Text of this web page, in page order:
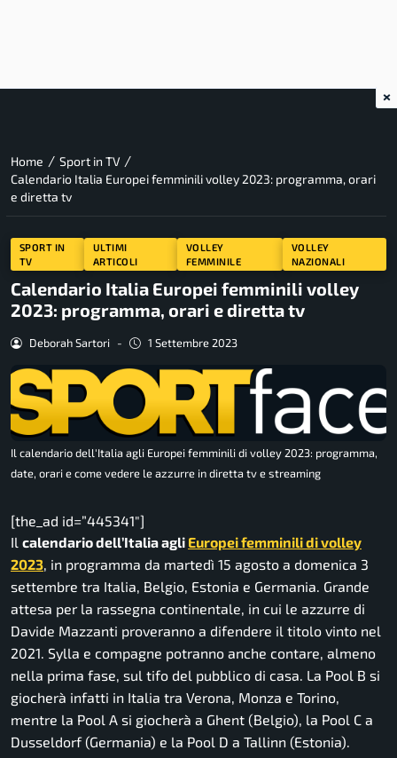
Home / Sport in TV /
Calendario Italia Europei femminili volley 2023: programma, orari
e diretta tv
SPORT IN
TV
ULTIMI
ARTICOLI
VOLLEY
FEMMINILE
VOLLEY
NAZIONALI
Calendario Italia Europei femminili volley
2023: programma, orari e diretta tv
Deborah Sartori - 1 Settembre 2023
Il calendario dell'Italia agli Europei femminili di volley 2023: programma,
date, orari e come vedere le azzurre in diretta tv e streaming
[the_ad id=”445341″]
Il calendario dell’Italia agli Europei femminili di volley
2023 , in programma da martedì 15 agosto a domenica 3
settembre tra Italia, Belgio, Estonia e Germania. Grande
attesa per la rassegna continentale, in cui le azzurre di
Davide Mazzanti proveranno a difendere il titolo vinto nel
2021. Sylla e compagne potranno anche contare, almeno
nella prima fase, sul tifo del pubblico di casa. La Pool B si
giocherà infatti in Italia tra Verona, Monza e Torino,
mentre la Pool A si giocherà a Ghent (Belgio), la Pool C a
Dusseldorf (Germania) e la Pool D a Tallinn (Estonia).
×